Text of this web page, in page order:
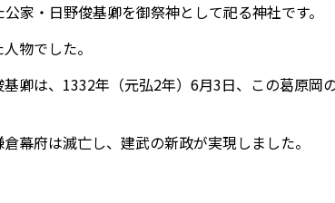
家・日野俊基卿を御祭神として祀る神社です。
物でした。
卿は、1332年（元弘2年）6月3日、この葛原岡
幕府は滅亡し、建武の新政が実現しました。